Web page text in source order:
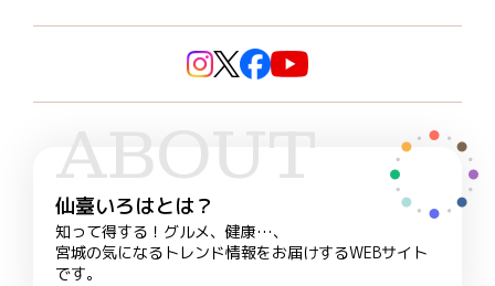
ABOUT
仙臺いろはとは？
知って得する！グルメ、健康…、
宮城の気になるトレンド情報をお届けするWEBサイト
です。